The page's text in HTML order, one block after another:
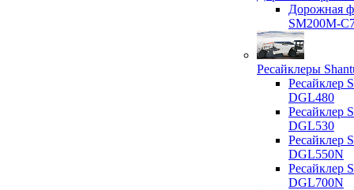
Дорожная
SM200M-
Ресайклеры
Ресайклер
DGL480
Ресайклер
DGL530
Ресайклер
DGL550N
Ресайклер
DGL700N